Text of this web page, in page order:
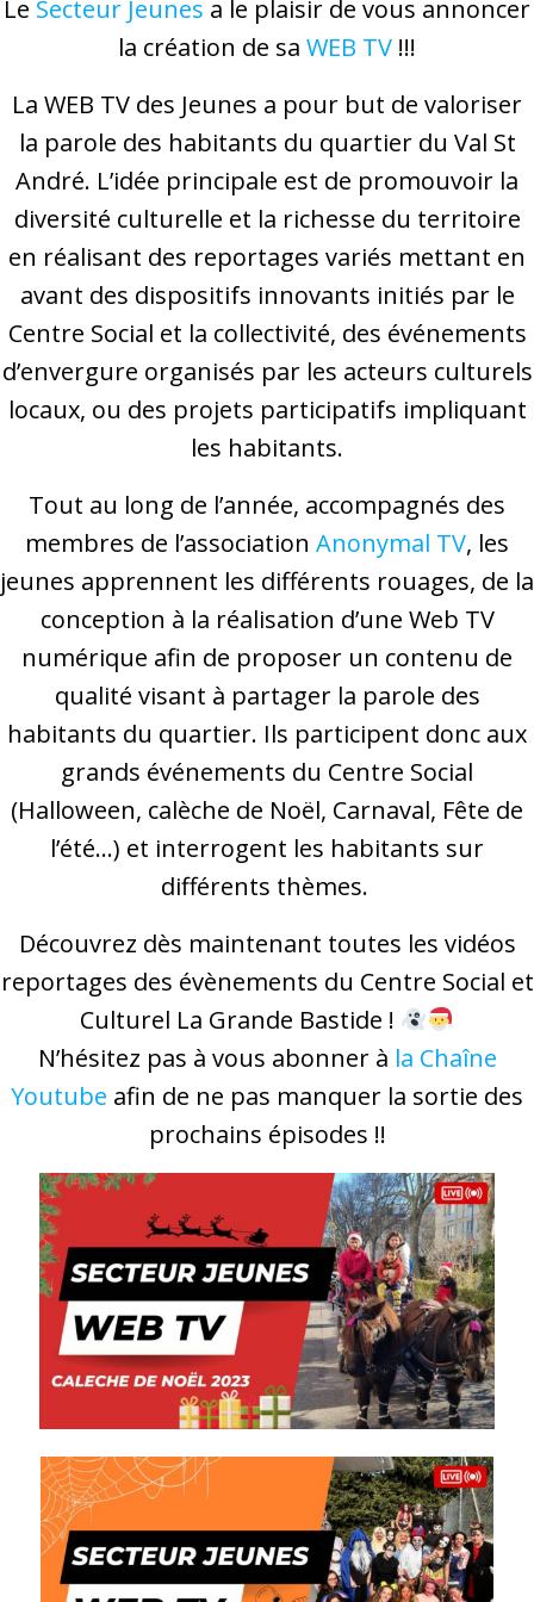
Le Secteur Jeunes a le plaisir de vous annoncer
la création de sa WEB TV !!!
La WEB TV des Jeunes a pour but de valoriser
la parole des habitants du quartier du Val St
André. L’idée principale est de promouvoir la
diversité culturelle et la richesse du territoire
en réalisant des reportages variés mettant en
avant des dispositifs innovants initiés par le
Centre Social et la collectivité, des événements
d’envergure organisés par les acteurs culturels
locaux, ou des projets participatifs impliquant
les habitants.
Tout au long de l’année, accompagnés des
membres de l’association Anonymal TV, les
jeunes apprennent les différents rouages, de la
conception à la réalisation d’une Web TV
numérique afin de proposer un contenu de
qualité visant à partager la parole des
habitants du quartier. Ils participent donc aux
grands événements du Centre Social
(Halloween, calèche de Noël, Carnaval, Fête de
l’été…) et interrogent les habitants sur
différents thèmes.
Découvrez dès maintenant toutes les vidéos
reportages des évènements du Centre Social et
Culturel La Grande Bastide !
N’hésitez pas à vous abonner à la Chaîne
Youtube afin de ne pas manquer la sortie des
prochains épisodes !!